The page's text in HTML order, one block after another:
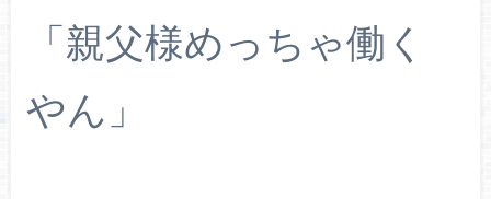
「親父様めっちゃ働く
やん」